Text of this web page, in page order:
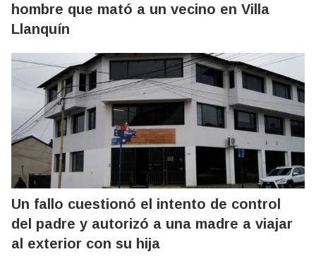
hombre que mató a un vecino en Villa
Llanquín
Un fallo cuestionó el intento de control
del padre y autorizó a una madre a viajar
al exterior con su hija